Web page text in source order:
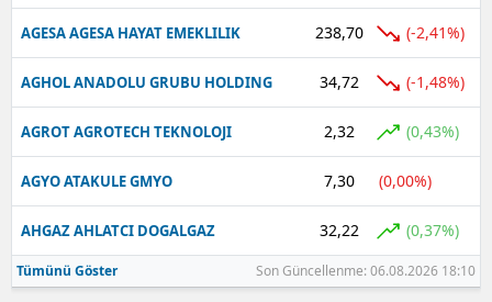
AGESA AGESA HAYAT EMEKLILIK 238,70 (-2,41%)
AGHOL ANADOLU GRUBU HOLDING 34,72 (-1,48%)
AGROT AGROTECH TEKNOLOJI 2,32 (0,43%)
AGYO ATAKULE GMYO 7,30 (0,00%)
AHGAZ AHLATCI DOGALGAZ 32,22 (0,37%)
Tümünü Göster Son Güncellenme: 06.08.2026 18:10